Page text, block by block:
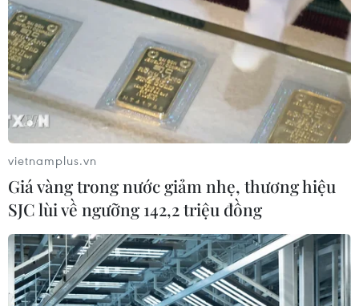
Quân đội Nga triển khai diễn tập bắn đạn
thật tại Armenia
02/04/2018 09:14
vietnamplus.vn
Giá vàng trong nước giảm nhẹ, thương hiệu
SJC lùi về ngưỡng 142,2 triệu đồng